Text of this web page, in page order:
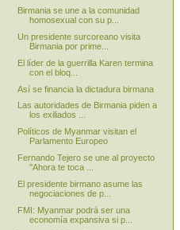
Birmania se une a la comunidad
homosexual con su p...
Un presidente surcoreano visita
Birmania por prime...
El líder de la guerrilla Karen termina
con el bloq...
Así se financia la dictadura birmana
Las autoridades de Birmania piden a
los exiliados ...
Políticos de Myanmar visitan el
Parlamento Europeo
Fernando Tejero se une al proyecto
"Ahora te toca ...
El presidente birmano asume las
negociaciones de p...
FMI: Myanmar podrá ser una
economía expansiva si p...